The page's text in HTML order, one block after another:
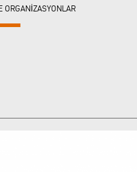
ORGANİZASYONLAR